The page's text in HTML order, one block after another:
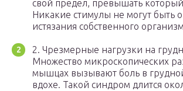
свой предел, превышать
Никакие стимулы не могут быть
истязания собственного
2. Чрезмерные нагрузки на
Множество микроскопических
мышцах вызывают боль в
вдохе. Такой синдром длится